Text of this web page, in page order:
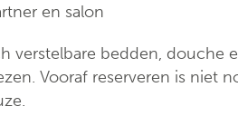
en salon
verstelbare bedden, douche
Vooraf reserveren is niet